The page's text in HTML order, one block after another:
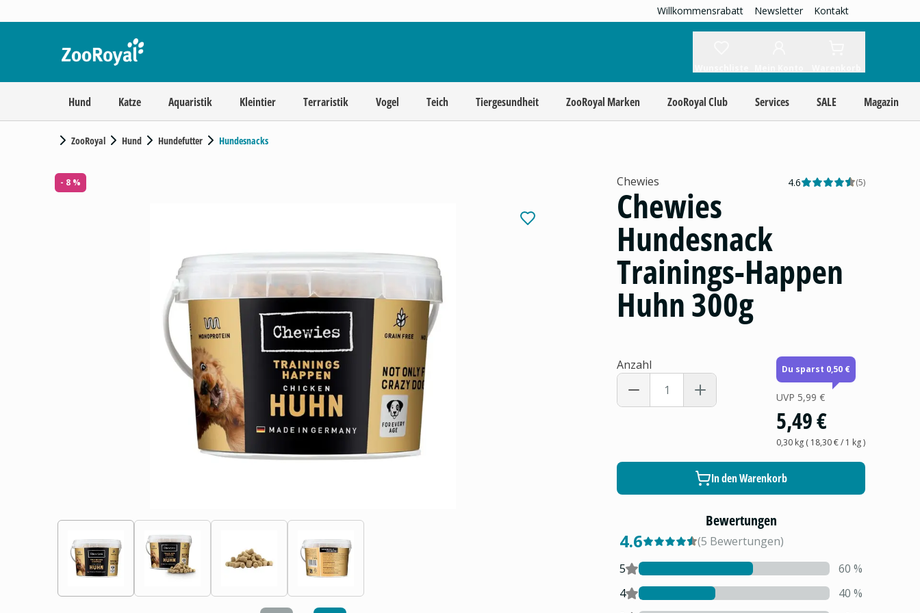
Willkommensrabatt Newsletter Kontakt
Hund Katze Aquaristik Kleintier Terraristik Vogel Teich Tiergesundheit ZooRoyal Marken ZooRoyal Club Services SALE Magazin
ZooRoyal Hund Hundefutter Hundesnacks
- 8 % Chewies 4.6 (5)
Chewies
Hundesnack
Trainings-Happen
Huhn 300g
Anzahl Du sparst 0,50 €
UVP 5,99 €
5,49 €
0,30 kg( 18,30 €/ 1 kg)
In den Warenkorb
Bewertungen
4.6 (5 Bewertungen)
5
60 %
4
40 %